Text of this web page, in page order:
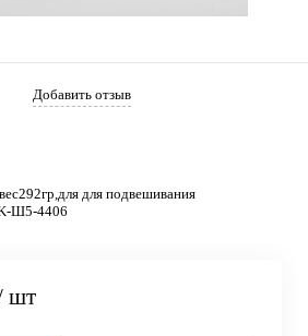
Добавить отзыв
для подвешивания
Ш5-4406
шт